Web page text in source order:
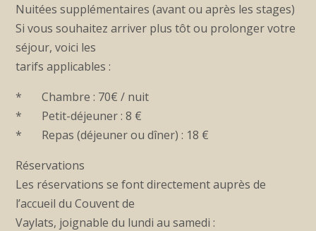
Nuitées supplémentaires (avant ou après les stages)
Si vous souhaitez arriver plus tôt ou prolonger votre
séjour, voici les
tarifs applicables :
* Chambre : 70€ / nuit
* Petit-déjeuner : 8 €
* Repas (déjeuner ou dîner) : 18 €
Réservations
Les réservations se font directement auprès de
l’accueil du Couvent de
Vaylats, joignable du lundi au samedi :